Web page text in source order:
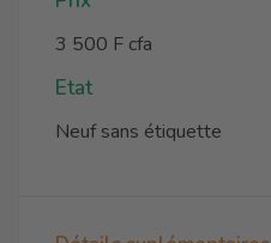
3 500 F cfa
Etat
Neuf sans étiquette